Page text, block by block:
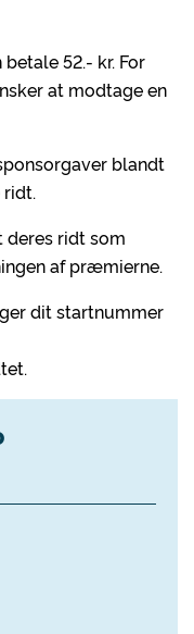
52.- kr. For
at modtage en
blandt
deres ridt som
af præmierne.
dit startnummer